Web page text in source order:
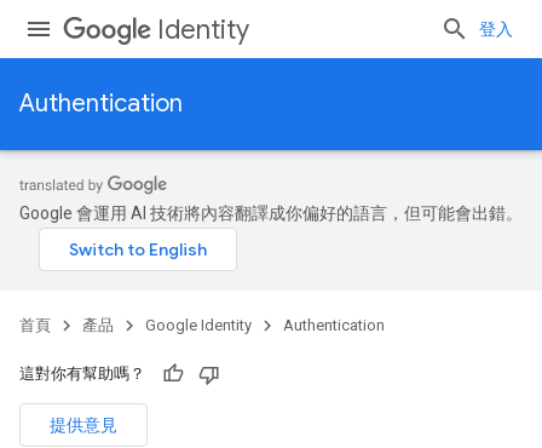
Identity 登入
Authentication
Google 會運用 AI 技術將內容翻譯成你偏好的語言，但可能會出錯。
首頁 產品 Google Identity Authentication
這對你有幫助嗎？
提供意見